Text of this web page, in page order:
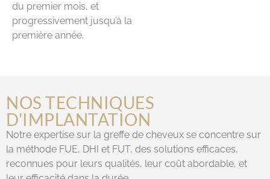
du premier mois, et
progressivement jusqu’à la
première année.
NOS TECHNIQUES
D'IMPLANTATION
Notre expertise sur la greffe de cheveux se concentre sur
la méthode FUE, DHI et FUT, des solutions efficaces,
reconnues pour leurs qualités, leur coût abordable, et